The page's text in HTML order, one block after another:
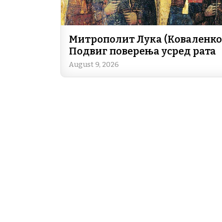
Митрополит Лука
Подвиг поверења усред рата
August 9, 2026